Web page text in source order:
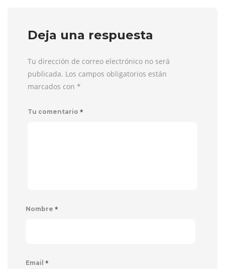
Deja una respuesta
Tu dirección de correo electrónico no será
publicada. Los campos obligatorios están
marcados con *
Tu comentario *
Nombre *
Email *